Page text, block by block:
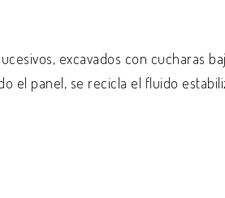
excavados con cucharas
el panel, se recicla el fluido